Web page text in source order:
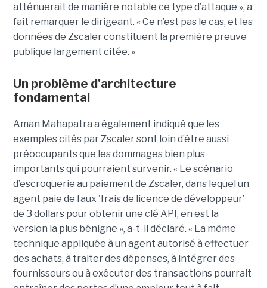
atténuerait de manière notable ce type d’attaque », a
fait remarquer le dirigeant. « Ce n’est pas le cas, et les
données de Zscaler constituent la première preuve
publique largement citée. »
Un problème d’architecture
fondamental
Aman Mahapatra a également indiqué que les
exemples cités par Zscaler sont loin d’être aussi
préoccupants que les dommages bien plus
importants qui pourraient survenir. « Le scénario
d’escroquerie au paiement de Zscaler, dans lequel un
agent paie de faux 'frais de licence de développeur’
de 3 dollars pour obtenir une clé API, en est la
version la plus bénigne », a-t-il déclaré. « La même
technique appliquée à un agent autorisé à effectuer
des achats, à traiter des dépenses, à intégrer des
fournisseurs ou à exécuter des transactions pourrait